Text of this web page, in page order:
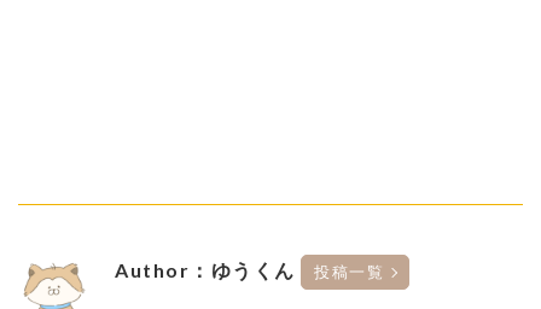
Author：ゆうくん 投稿一覧